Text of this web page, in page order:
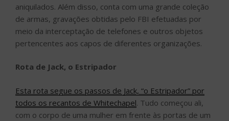
aniquilados. Além disso, conta com uma grande coleção
de armas, gravações obtidas pelo FBI efetuadas por
meio da interceptação de telefones e outros objetos
pertencentes aos capos de diferentes organizações.
Rota de Jack, o Estripador
Esta rota segue os passos de Jack, “o Estripador” por
todos os recantos de Whitechapel. Tudo começou ali,
com o corpo de uma mulher em frente às portas de um